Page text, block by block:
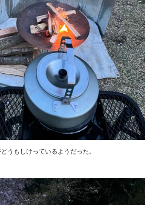
うもしけっているようだった。